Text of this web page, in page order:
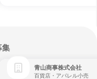
集
青山商事株式会社
百貨店・アパレル小売